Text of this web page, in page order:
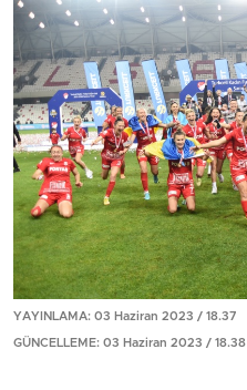
YAYINLAMA: 03 Haziran 2023 / 18.37
GÜNCELLEME: 03 Haziran 2023 / 18.38